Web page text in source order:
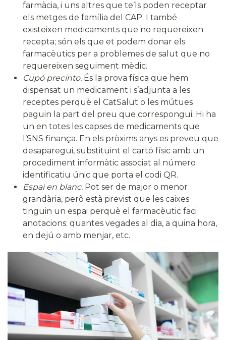
farmàcia, i uns altres que te’ls poden receptar
els metges de família del CAP. I també
existeixen medicaments que no requereixen
recepta; són els que et podem donar els
farmacèutics per a problemes de salut que no
requereixen seguiment mèdic.
Cupó precinto. És la prova física que hem
dispensat un medicament i s’adjunta a les
receptes perquè el CatSalut o les mútues
paguin la part del preu que correspongui. Hi ha
un en totes les capses de medicaments que
l’SNS finança. En els pròxims anys es preveu que
desaparegui, substituint el cartó físic amb un
procediment informàtic associat al número
identificatiu únic que porta el codi QR.
Espai en blanc. Pot ser de major o menor
grandària, però està previst que les caixes
tinguin un espai perquè el farmacèutic faci
anotacions: quantes vegades al dia, a quina hora,
en dejú o amb menjar, etc.